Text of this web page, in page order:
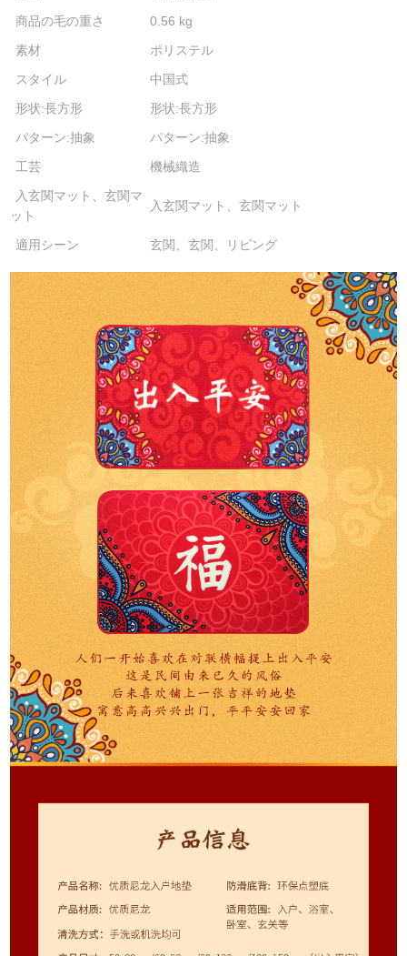
商品の毛の重さ
0.56 kg
素材
ポリステル
スタイル
中国式
形状:長方形
形状:長方形
パターン:抽象
パターン:抽象
工芸
機械織造
入玄関マット、玄関マ
ット
入玄関マット、玄関マット
適用シーン 玄関、玄関、リビング